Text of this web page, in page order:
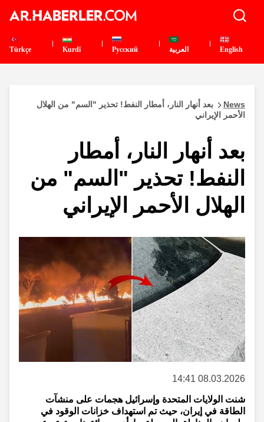
English العربية Pусский
Kurdî
Türkçe
News
بعد أنهار النار، أمطار النفط! تحذير "السم" من الهلال
الأحمر الإيراني
بعد أنهار النار، أمطار
النفط! تحذير "السم" من
الهلال الأحمر الإيراني
08.03.2026 14:41
شنت الولايات المتحدة وإسرائيل هجمات على منشآت
الطاقة في إيران، حيث تم استهداف خزانات الوقود في